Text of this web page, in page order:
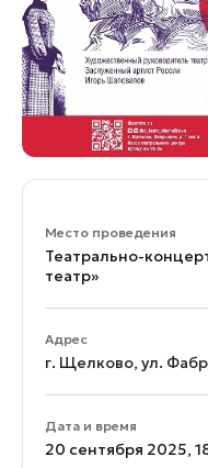
Место проведения
Театрально-
театр»
Адрес
г. Щелково, ул.
Дата и время
20 сентября 2025,